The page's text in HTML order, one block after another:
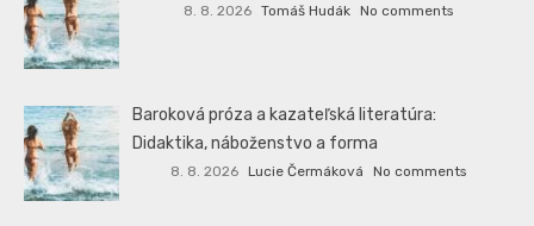
8. 8. 2026 Tomáš Hudák No comments
Baroková próza a kazateľská literatúra:
Didaktika, náboženstvo a forma
8. 8. 2026 Lucie Čermáková No comments